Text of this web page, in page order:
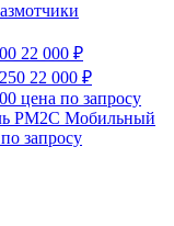
22 000 ₽
22 000 ₽
цена по запросу
РМ2С Мобильный
запросу